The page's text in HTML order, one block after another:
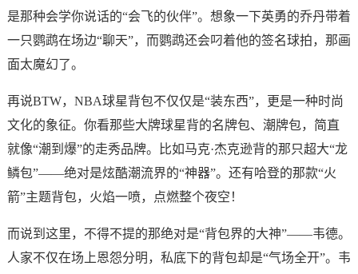
是那种会学你说话的“会飞的伙伴”。想象一下英勇的乔丹带着
一只鹦鹉在场边“聊天”，而鹦鹉还会叼着他的签名球拍，那画
面太魔幻了。
再说BTW，NBA球星背包不仅仅是“装东西”，更是一种时尚
文化的象征。你看那些大牌球星背的名牌包、潮牌包，简直
就像“潮到爆”的走秀品牌。比如马克·杰克逊背的那只超大“龙
鳞包”——绝对是炫酷潮流界的“神器”。还有哈登的那款“火
箭”主题背包，火焰一喷，点燃整个夜空！
而说到这里，不得不提的那绝对是“背包界的大神”——韦德。
人家不仅在场上恩怨分明，私底下的背包却是“气场全开”。韦